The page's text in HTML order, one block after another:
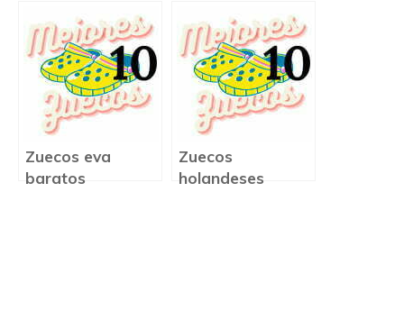
Zuecos eva
baratos
Zuecos
holandeses